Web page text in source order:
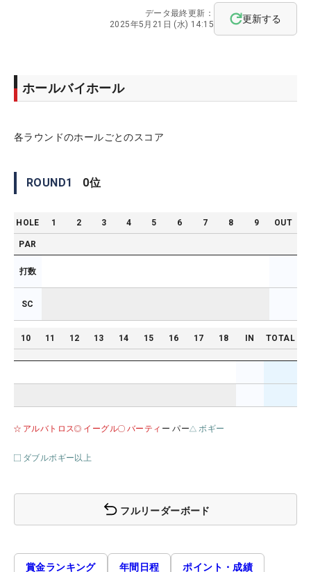
データ最終更新：
2025年5月21日 (水) 14:15
更新する
ホールバイホール
各ラウンドのホールごとのスコア
ROUND1 0位
HOLE 1 2 3 4 5 6 7 8 9 OUT
PAR
打数
SC
10 11 12 13 14 15 16 17 18 IN TOTAL
アルバトロス イーグル バーティ ー パー ボギー
ダブルボギー以上
フルリーダーボード
賞金ランキング 年間日程 ポイント・成績